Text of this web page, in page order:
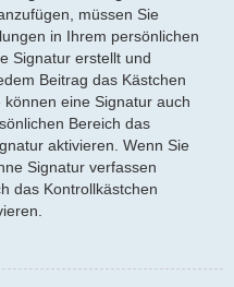
müssen Sie
in Ihrem persönlichen
Signatur erstellt und
Beitrag das Kästchen
können eine Signatur auch
Bereich das
aktivieren. Wenn Sie
Signatur verfassen
das Kontrollkästchen